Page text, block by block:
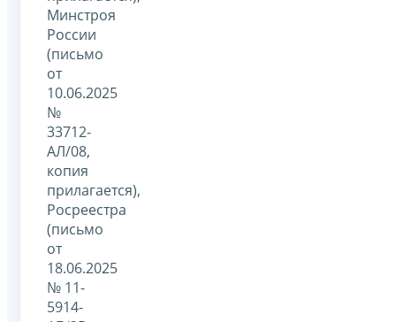
Минстроя
России
(письмо
от
10.06.2025
№
33712-
АЛ/08,
копия
прилагается),
Росреестра
(письмо
от
18.06.2025
№ 11-
5914-